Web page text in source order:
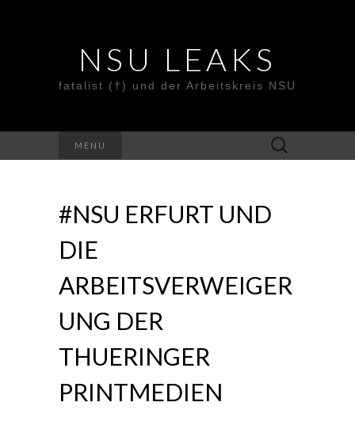
NSU LEAKS
fatalist (†) und der Arbeitskreis NSU
MENU
Suche
nach:
#NSU ERFURT UND
DIE
ARBEITSVERWEIGER
UNG DER
THUERINGER
PRINTMEDIEN